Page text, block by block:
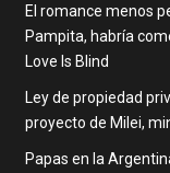
El romance menos
Pampita, habría
Love Is Blind
Ley de propiedad
proyecto de Milei,
Papas en la